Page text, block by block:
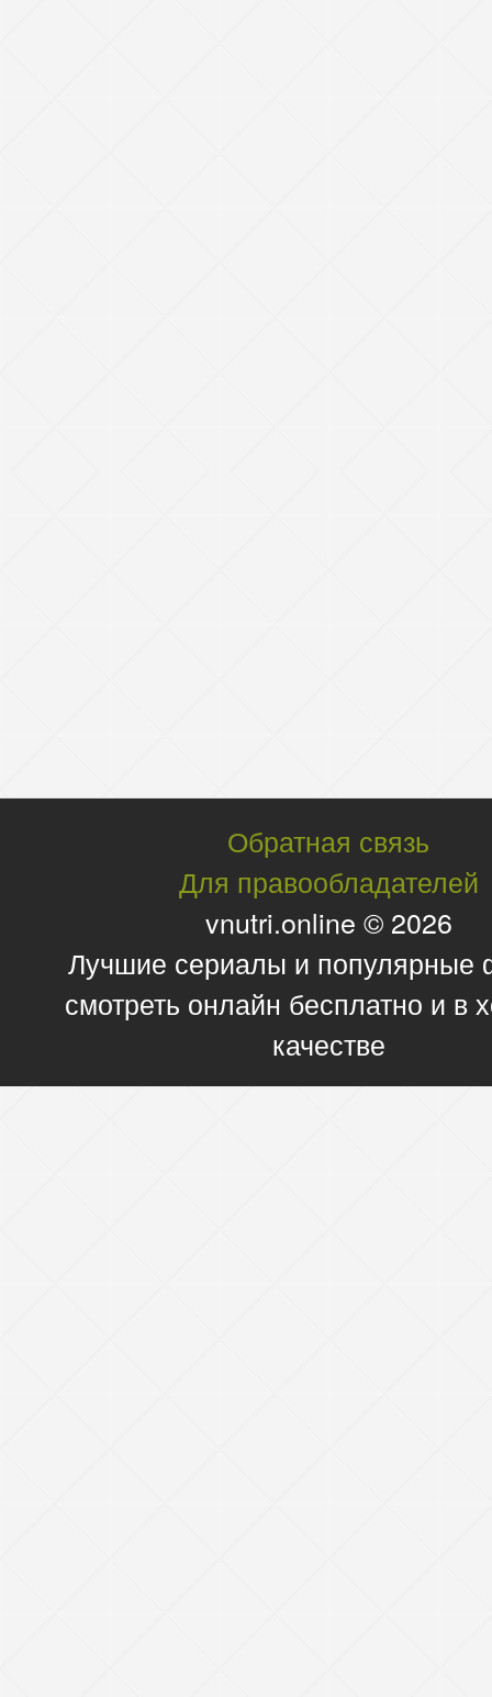
Обратная связь
Для правообладателей
vnutri.online © 2026
Лучшие сериалы и
смотреть онлайн бесплатно и в
качестве